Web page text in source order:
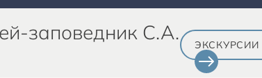
заповедник С.А.
ЭКСКУРСИИ